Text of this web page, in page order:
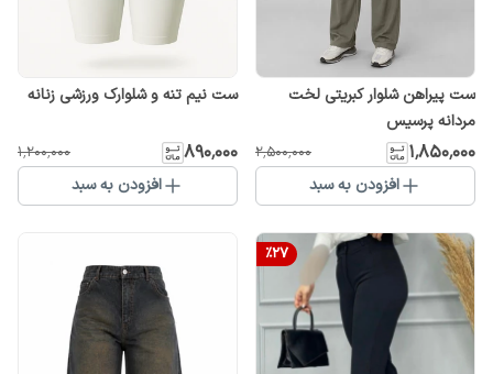
ست پیراهن شلوار کبریتی لخت
مردانه پرسیس
۱٬۸۵۰٬۰۰۰ ۲٬۵۰۰٬۰۰۰
افزودن به سبد
ست نیم تنه و شلوارک ورزشی زنانه
۸۹۰٬۰۰۰ ۱٬۲۰۰٬۰۰۰
افزودن به سبد
%27